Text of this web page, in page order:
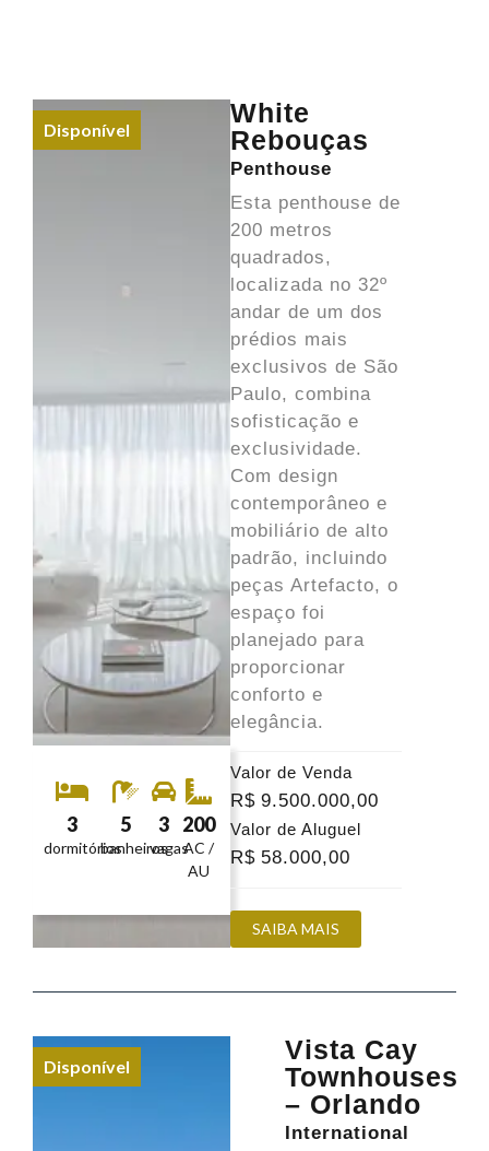
Disponível
3
dormitórios
5
banheiros
3
vagas
200
AC /
AU
White
Rebouças
Penthouse
Esta penthouse de
200 metros
quadrados,
localizada no 32º
andar de um dos
prédios mais
exclusivos de São
Paulo, combina
sofisticação e
exclusividade.
Com design
contemporâneo e
mobiliário de alto
padrão, incluindo
peças Artefacto, o
espaço foi
planejado para
proporcionar
conforto e
elegância.
Valor de Venda
R$ 9.500.000,00
Valor de Aluguel
R$ 58.000,00
SAIBA MAIS
Disponível
Vista Cay
Townhouses
– Orlando
International